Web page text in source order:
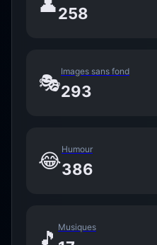
👤258
🎭Images sans fond
293
😂Humour
386
🎵 Musiques